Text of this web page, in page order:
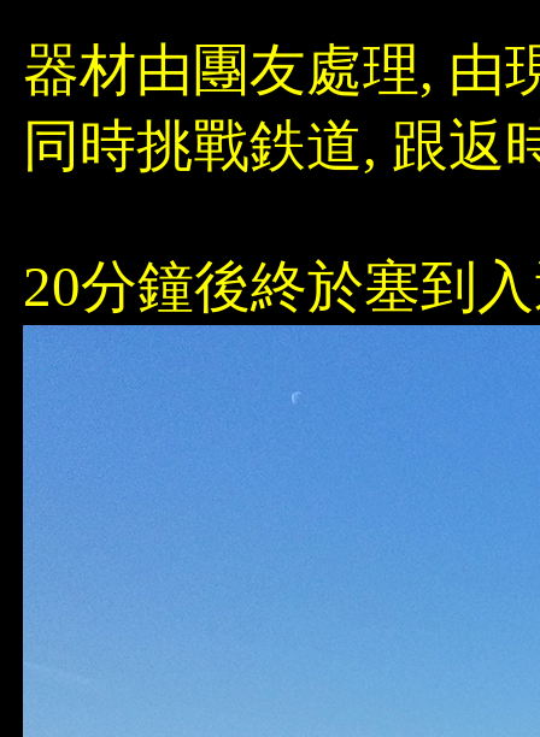
器材由團友處理, 由
同時挑戰鉄道, 跟返
20分鐘後終於塞到